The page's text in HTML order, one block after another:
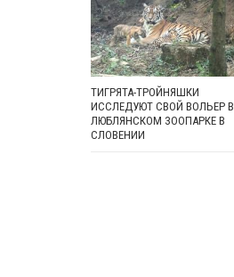
ТИГРЯТА-ТРОЙНЯШКИ
ИССЛЕДУЮТ СВОЙ ВОЛЬЕР В
ЛЮБЛЯНСКОМ ЗООПАРКЕ В
СЛОВЕНИИ